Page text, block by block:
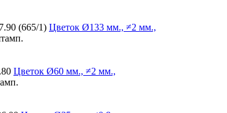
(665/1) Цветок Ø133 мм., ≠2 мм.,
Цветок Ø60 мм., ≠2 мм.,